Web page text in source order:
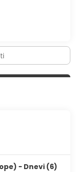
- Dnevi (6)